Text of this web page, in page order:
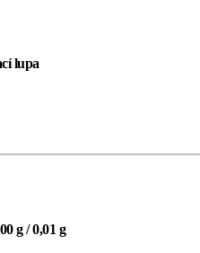
lupa
g / 0,01 g